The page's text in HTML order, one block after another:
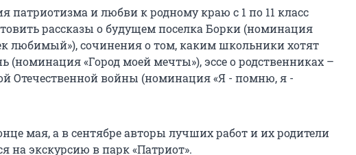
патриотизма и любви к родному краю с 1 по 11 класс
рассказы о будущем поселка Борки (номинация
любимый»), сочинения о том, каким школьники хотят
(номинация «Город моей мечты»), эссе о родственниках –
Отечественной войны (номинация «Я - помню, я -
мая, а в сентябре авторы лучших работ и их родители
на экскурсию в парк «Патриот».